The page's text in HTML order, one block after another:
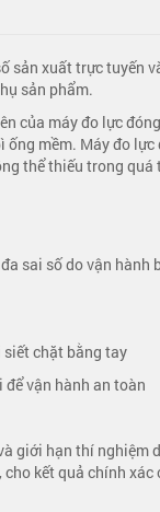
sản xuất trực tuyến
sản phẩm.
của máy đo lực
mềm. Máy đo
thể thiếu trong quá
sai số do vận hành
siết chặt bằng tay
vận hành an toàn
giới hạn thí nghiệm
kết quả chính xác